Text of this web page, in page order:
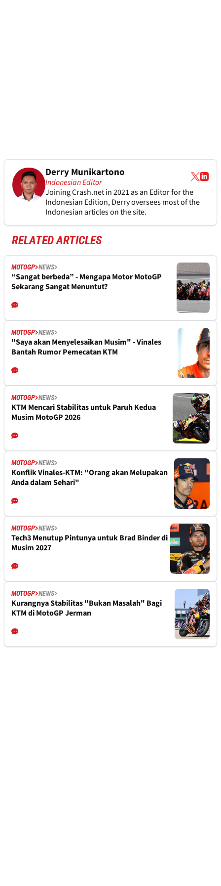
Derry Munikartono
Indonesian Editor
Joining Crash.net in 2021 as an Editor for the
Indonesian Edition, Derry oversees most of the
Indonesian articles on the site.
RELATED ARTICLES
MOTOGP NEWS
“Sangat berbeda” - Mengapa Motor MotoGP
Sekarang Sangat Menuntut?
MOTOGP NEWS
"Saya akan Menyelesaikan Musim" - Vinales
Bantah Rumor Pemecatan KTM
MOTOGP NEWS
KTM Mencari Stabilitas untuk Paruh Kedua
Musim MotoGP 2026
MOTOGP NEWS
Konflik Vinales-KTM: "Orang akan Melupakan
Anda dalam Sehari"
MOTOGP NEWS
Tech3 Menutup Pintunya untuk Brad Binder di
Musim 2027
MOTOGP NEWS
Kurangnya Stabilitas "Bukan Masalah" Bagi
KTM di MotoGP Jerman